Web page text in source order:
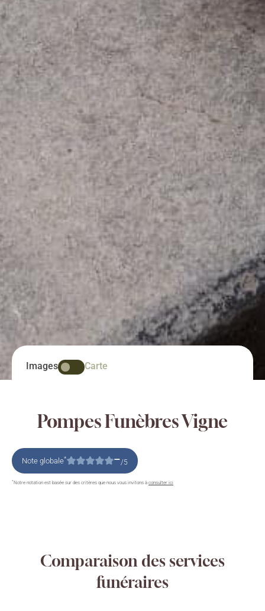
Images Carte
Pompes Funèbres Vigne
Note globale* –/5
*Notre notation est basée sur des critères que nous vous invitons à consulter ici
Comparaison des services
funéraires